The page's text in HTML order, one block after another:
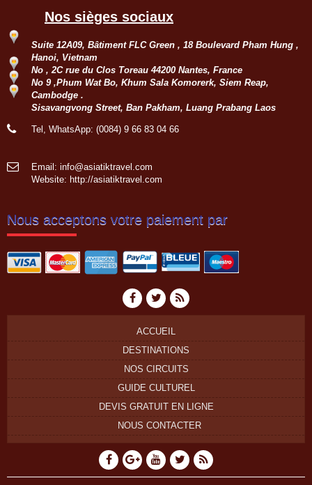
Nos sièges sociaux
Suite 12A09, Bâtiment FLC Green , 18 Boulevard Pham Hung ,
Hanoi, Vietnam
No , 2C rue du Clos Toreau 44200 Nantes, France
No 9 ,Phum Wat Bo, Khum Sala Komorerk, Siem Reap,
Cambodge .
Sisavangvong Street, Ban Pakham, Luang Prabang Laos
Tel, WhatsApp: (0084) 9 66 83 04 66
Email: info@asiatiktravel.com
Website: http://asiatiktravel.com
Nous acceptons votre paiement par
ACCUEIL
DESTINATIONS
NOS CIRCUITS
GUIDE CULTUREL
DEVIS GRATUIT EN LIGNE
NOUS CONTACTER